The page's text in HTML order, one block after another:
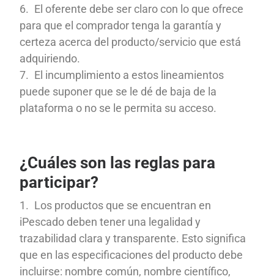
El oferente debe ser claro con lo que ofrece
para que el comprador tenga la garantía y
certeza acerca del producto/servicio que está
adquiriendo.
El incumplimiento a estos lineamientos
puede suponer que se le dé de baja de la
plataforma o no se le permita su acceso.
¿Cuáles son las reglas para
participar?
Los productos que se encuentran en
iPescado deben tener una legalidad y
trazabilidad clara y transparente. Esto significa
que en las especificaciones del producto debe
incluirse: nombre común, nombre científico,